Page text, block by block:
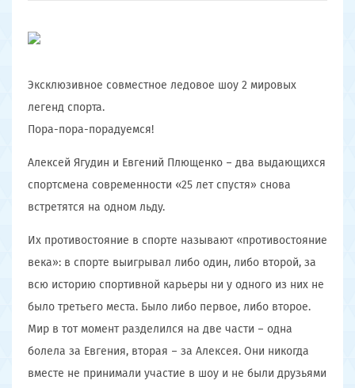
Эксклюзивное совместное ледовое шоу 2 мировых
легенд спорта.
Пора-пора-порадуемся!
Алексей Ягудин и Евгений Плющенко – два выдающихся
спортсмена современности «25 лет спустя» снова
встретятся на одном льду.
Их противостояние в спорте называют «противостояние
века»: в спорте выигрывал либо один, либо второй, за
всю историю спортивной карьеры ни у одного из них не
было третьего места. Было либо первое, либо второе.
Мир в тот момент разделился на две части – одна
болела за Евгения, вторая – за Алексея. Они никогда
вместе не принимали участие в шоу и не были друзьями